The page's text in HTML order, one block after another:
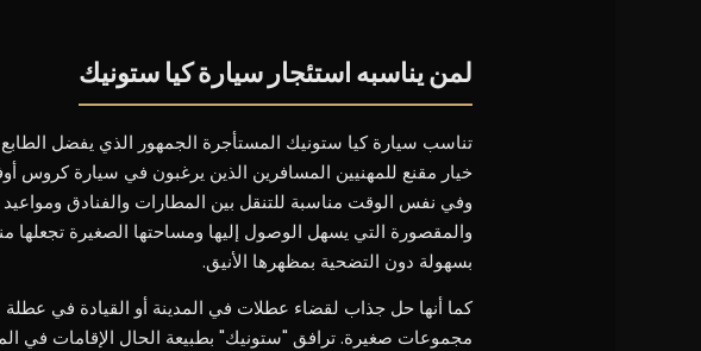
لمن يناسبه استئجار سيارة كيا ستونيك
تناسب سيارة كيا ستونيك المستأجرة الجمهور الذي يفضل
خيار مقنع للمهنيين المسافرين الذين يرغبون في سيارة كروس
وفي نفس الوقت مناسبة للتنقل بين المطارات والفنادق ومواعيد
والمقصورة التي يسهل الوصول إليها ومساحتها الصغيرة
بسهولة دون التضحية بمظهرها الأنيق.
كما أنها حل جذاب لقضاء عطلات في المدينة أو القيادة في عطلة
مجموعات صغيرة. ترافق "ستونيك" بطبيعة الحال الإقامات في